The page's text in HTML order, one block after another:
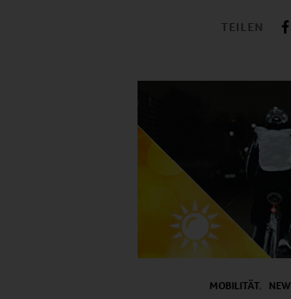
TEILEN
MOBILITÄT